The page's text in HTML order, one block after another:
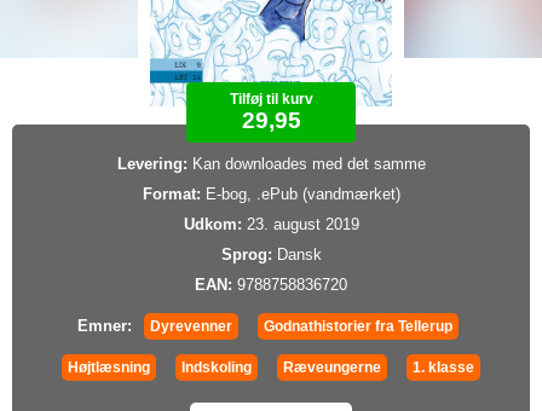
Tilføj til kurv
29,95
Levering: Kan downloades med det samme
Format: E-bog, .ePub (vandmærket)
Udkom: 23. august 2019
Sprog: Dansk
EAN: 9788758836720
Emner: Dyrevenner Godnathistorier fra Tellerup
Højtlæsning Indskoling Ræveungerne 1. klasse